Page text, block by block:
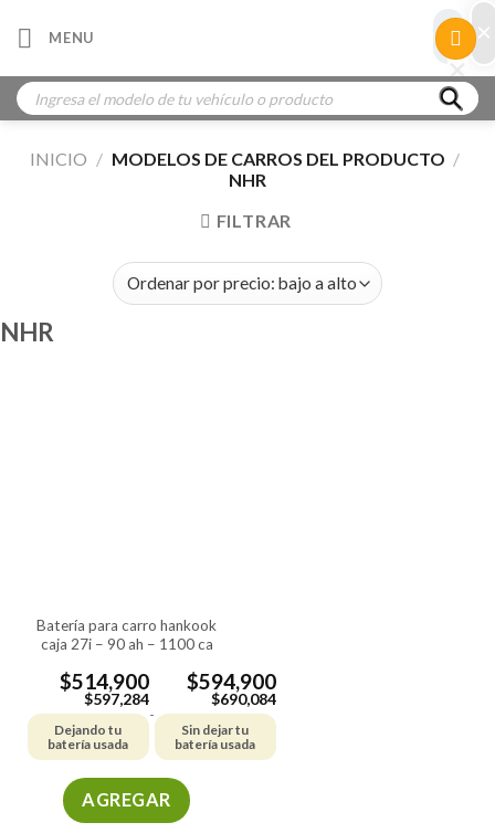
MENU
Búsqueda
de
productos
INICIO / MODELOS DE CARROS DEL PRODUCTO /
NHR
FILTRAR
NHR
batería para carro hankook
caja 27i – 90 ah – 1100 ca
$514,900
$597,284
Dejando tu
batería usada
-
$594,900
$690,084
Sin dejar tu
batería usada
AGREGAR
×
×
×
×